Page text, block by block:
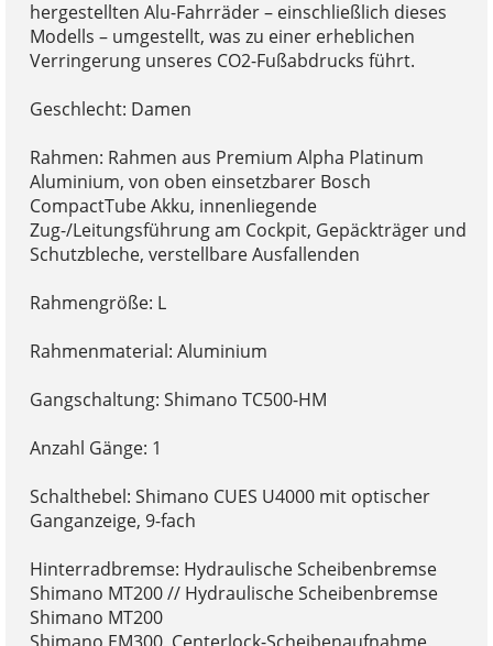
hergestellten Alu-Fahrräder – einschließlich dieses
Modells – umgestellt, was zu einer erheblichen
Verringerung unseres CO2-Fußabdrucks führt.
Geschlecht: Damen
Rahmen: Rahmen aus Premium Alpha Platinum
Aluminium, von oben einsetzbarer Bosch
CompactTube Akku, innenliegende
Zug-/Leitungsführung am Cockpit, Gepäckträger und
Schutzbleche, verstellbare Ausfallenden
Rahmengröße: L
Rahmenmaterial: Aluminium
Gangschaltung: Shimano TC500-HM
Anzahl Gänge: 1
Schalthebel: Shimano CUES U4000 mit optischer
Ganganzeige, 9-fach
Hinterradbremse: Hydraulische Scheibenbremse
Shimano MT200 // Hydraulische Scheibenbremse
Shimano MT200